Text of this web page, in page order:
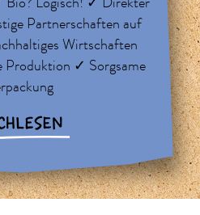
Partnerschaften auf
Wirtschaften
Produktion ✓ Sorgsame